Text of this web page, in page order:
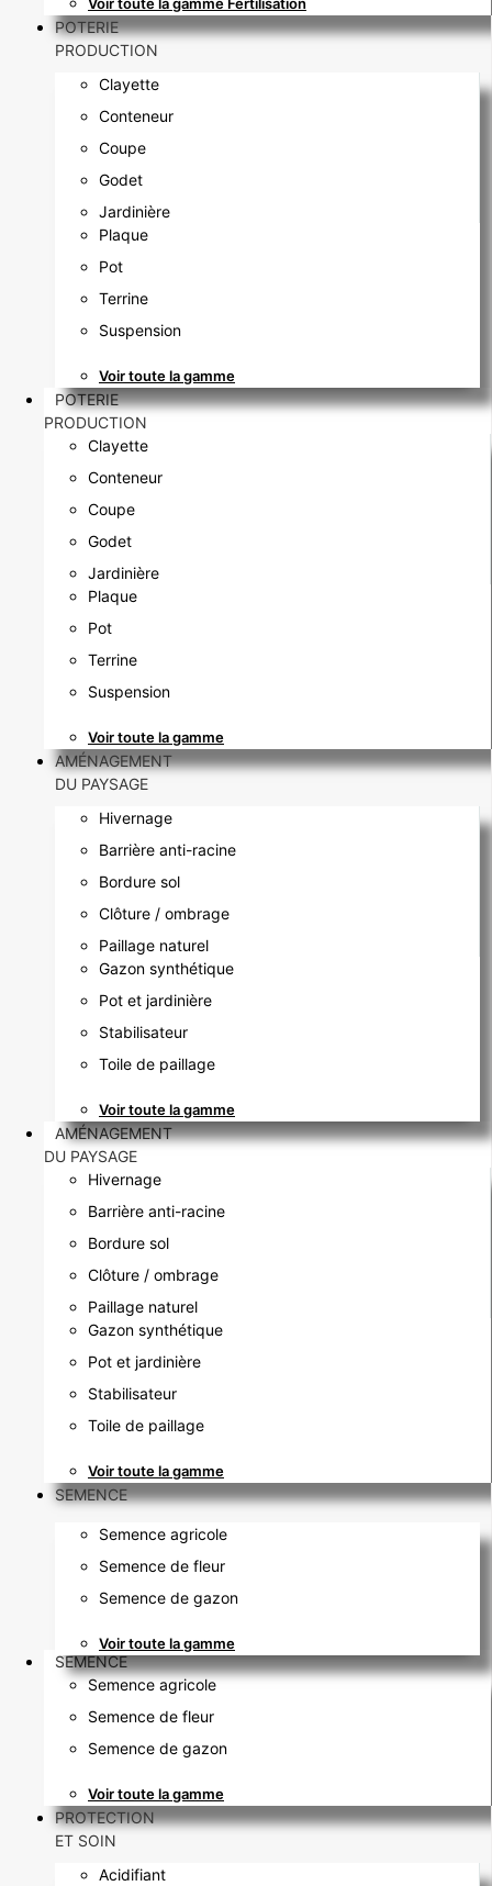
Voir toute la gamme Fertilisation
POTERIE
PRODUCTION
Clayette
Conteneur
Coupe
Godet
Jardinière
Plaque
Pot
Terrine
Suspension
Voir toute la gamme
POTERIE
PRODUCTION
Clayette
Conteneur
Coupe
Godet
Jardinière
Plaque
Pot
Terrine
Suspension
Voir toute la gamme
AMÉNAGEMENT
DU PAYSAGE
Hivernage
Barrière anti-racine
Bordure sol
Clôture / ombrage
Paillage naturel
Gazon synthétique
Pot et jardinière
Stabilisateur
Toile de paillage
Voir toute la gamme
AMÉNAGEMENT
DU PAYSAGE
Hivernage
Barrière anti-racine
Bordure sol
Clôture / ombrage
Paillage naturel
Gazon synthétique
Pot et jardinière
Stabilisateur
Toile de paillage
Voir toute la gamme
SEMENCE
Semence agricole
Semence de fleur
Semence de gazon
Voir toute la gamme
SEMENCE
Semence agricole
Semence de fleur
Semence de gazon
Voir toute la gamme
PROTECTION
ET SOIN
Acidifiant